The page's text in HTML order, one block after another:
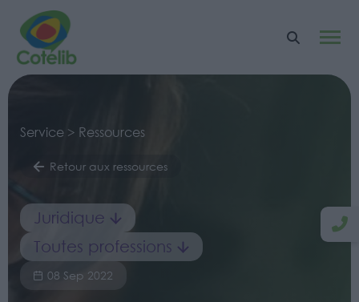
Service > Ressources
Retour aux ressources
Juridique
Toutes professions
08 Sep 2022